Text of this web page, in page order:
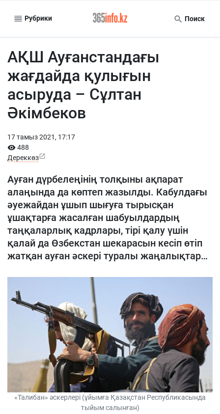
Рубрики Поиск
АҚШ Ауғанстандағы
жағдайда қулығын
асыруда – Сұлтан
Әкімбеков
17 тамыз 2021, 17:17
488
Дереккөз
Ауған дүрбелеңінің толқыны ақпарат
алаңында да көптеп жазылды. Кабулдағы
әуежайдан ұшып шығуға тырысқан
ұшақтарға жасалған шабуылдардың
таңқаларлық кадрлары, тірі қалу үшін
қалай да Өзбекстан шекарасын кесіп өтіп
жатқан ауған әскері туралы жаңалықтар…
«Талибан» әскерлері (ұйымға Қазақстан Республикасында
тыйым салынған)